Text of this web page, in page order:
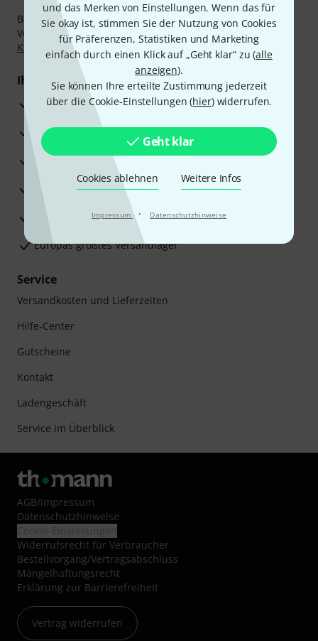
und das Merken von Einstellungen. Wenn das für
Sie okay ist, stimmen Sie der Nutzung von Cookies
für Präferenzen, Statistiken und Marketing
einfach durch einen Klick auf „Geht klar“ zu (alle
anzeigen).
Sie können Ihre erteilte Zustimmung jederzeit
über die Cookie-Einstellungen (hier) widerrufen.
Geht klar
Cookies ablehnen Weitere Infos
Impressum · Datenschutzhinweise
Bezahlen Sie vertraulich und sicher per Nachnahme,
Vorkasse, PayPal, Amazon Pay, Klarna Sofort bezahlen
Klarna Ratenzahlungoder Kreditkarte.
Ihre Vorteile
3 Jahre Thomann Garantie
30 Tage Money-Back-Garantie
Reparaturservice
Beratung durch Fachexperten
Zufriedenheitsgarantie
Europas größtes Versandlager
Service
Versandkosten und Lieferzeiten
Hilfe-Center
Gutscheine
Kontakt
Ladengeschäft
Service im Überblick
AGB/Impressum
Datenschutzhinweise
Widerrufsrecht für Verbraucher
Bestellvorgang/Vertragsabschluss
Mängelhaftungsrecht
Erklärung zur Barrierefreiheit
Vertrag widerrufen